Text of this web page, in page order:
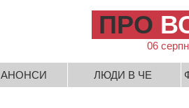
ПРО
06
АНОНСИ ЛЮДИ В ЧЕ